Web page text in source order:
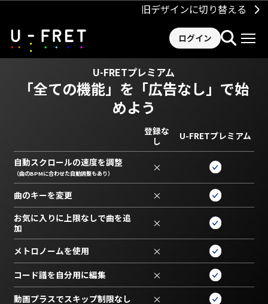
旧デザインに切り替える
ログイン
U-FRETプレミアム
「全ての機能」を 「広告なし」で始
めよう
登録な
し
U-FRETプレミアム
自動スクロールの速度を調整
（曲のBPMに合わせた自動調整もあり） ×
曲のキーを変更 ×
お気に入りに上限なしで曲を追
加
×
メトロノームを使用 ×
コード譜を自分用に編集 ×
動画プラスでスキップ制限なし ×